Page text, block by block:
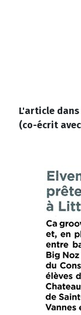
L'article dans
(co-écrit